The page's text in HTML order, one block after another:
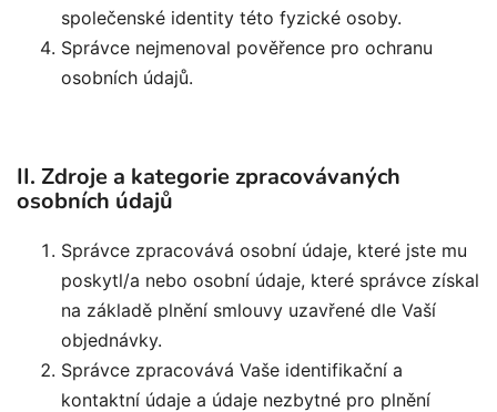
společenské identity této fyzické osoby.
Správce nejmenoval pověřence pro ochranu
osobních údajů.
II. Zdroje a kategorie zpracovávaných
osobních údajů
Správce zpracovává osobní údaje, které jste mu
poskytl/a nebo osobní údaje, které správce získal
na základě plnění smlouvy uzavřené dle Vaší
objednávky.
Správce zpracovává Vaše identifikační a
kontaktní údaje a údaje nezbytné pro plnění